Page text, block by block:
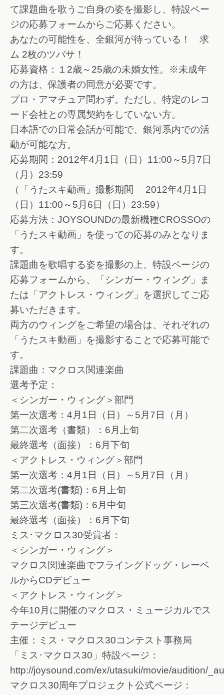
て課題曲を歌うご自身の姿を撮影し、特設ペー
ジの応募フォームからご応募ください。
あなたの可能性を、全銀河が待っている！ 求
ム 2枚のツバサ！
応募資格：１2歳～25歳の未婚女性。※未成年
の方は、保護者の同意が必要です。
プロ・アマチュア問わず。ただし、特定のレコ
ード会社との専属契約をしていない方。
日本語での日常会話が可能で、銀河系内での活
動が可能な方。
応募期間：2012年4月1日（日）11:00～5月7日
（月）23:59
（「うたスキ動画」撮影期間 2012年4月1日
（日）11:00～5月6日（日）23:59）
応募方法：JOYSOUNDの最新機種CROSSOの
「うたスキ動画」を使っての応募のみとなりま
す。
課題曲を歌唱する姿を撮影の上、特設ページの
応募フォームから、「シンガー・ウィング」ま
たは「アクトレス・ウィング」を選択してご応
募いただきます。
両方のウィングをご希望の場合は、それぞれの
「うたスキ動画」を撮影することで応募可能で
す。
課題曲：マクロス関連楽曲
選考予定：
＜シンガー・ウィング＞部門
第一次選考：4月1日（日）～5月7日（月）
第二次選考（書類）：6月上旬
最終選考（面接）：6月下旬
＜アクトレス・ウィング＞部門
第一次選考：4月1日（日）～5月7日（月）
第二次選考(書類)：6月上旬
第三次選考(書類)：6月中旬
最終選考（面接）：6月下旬
ミス･マクロス30受賞者：
＜シンガー・ウィング＞
マクロス関連楽曲でフライングドッグ・レーベ
ルからCDデビュー
＜アクトレス・ウィング＞
今年10月に開催のマクロス・ミュージカルでス
テージデビュー
主催：ミス・マクロス30コンテスト事務局
「ミス･マクロス30」特設ページ：
http://joysound.com/ex/utasuki/movie/audition/
マクロス30周年プロジェクト公式ページ：